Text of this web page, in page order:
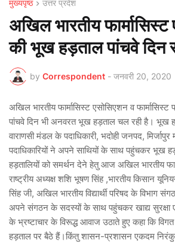
मुख्यपृष्ठ उत्तर प्रदेश
अखिल भारतीय
की भूख हड़ताल पांचवे दिन
by Correspondent - जनवरी 20, 2020
अखिल भारतीय फार्मासिस्ट एसोसिएशन व
पांचवे दिन भी अनवरत भूख हड़ताल चल रही है। भूख
वाराणसी मंडल के पदाधिकारी, भदोही जनपद,
पदाधिकारियों ने अपने साथियों के साथ पहुंचकर भूख
हड़तालियों को समर्थन देने हेतु आज अखिल भारतीय
राष्ट्रीय अध्यक्ष शशि भूषण सिंह ,भारतीय किसान
सिंह जी, अखिल भारतीय विद्यार्थी परिषद के विभाग
अपने संगठन के सदस्यों के साथ पहुंचकर खाद्य सुरक्षा
के भ्रष्टाचार के विरूद्ध आवाज उठाते हुए कहा कि
हड़ताल पर बैठे हैं।किंतु शासन-प्रशासन एकदम